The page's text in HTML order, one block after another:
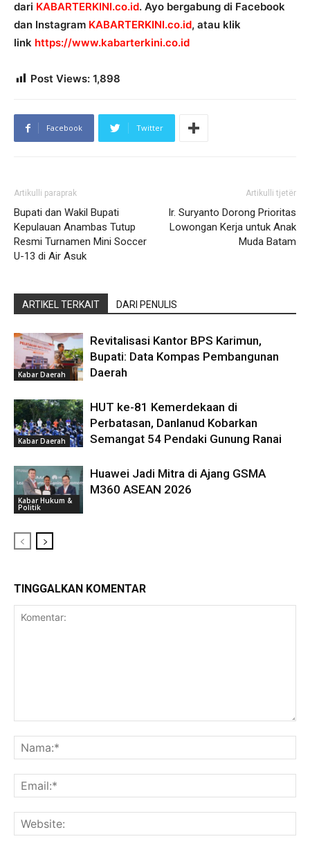
dari KABARTERKINI.co.id. Ayo bergabung di Facebook
dan Instagram KABARTERKINI.co.id, atau klik
link https://www.kabarterkini.co.id
Post Views: 1,898
Facebook Twitter
Artikulli paraprak
Bupati dan Wakil Bupati
Kepulauan Anambas Tutup
Resmi Turnamen Mini Soccer
U-13 di Air Asuk
Artikulli tjetër
Ir. Suryanto Dorong Prioritas
Lowongan Kerja untuk Anak
Muda Batam
ARTIKEL TERKAIT DARI PENULIS
Kabar Daerah
Revitalisasi Kantor BPS Karimun,
Bupati: Data Kompas Pembangunan
Daerah
Kabar Daerah
HUT ke-81 Kemerdekaan di
Perbatasan, Danlanud Kobarkan
Semangat 54 Pendaki Gunung Ranai
Kabar Hukum &
Politik
Huawei Jadi Mitra di Ajang GSMA
M360 ASEAN 2026
TINGGALKAN KOMENTAR